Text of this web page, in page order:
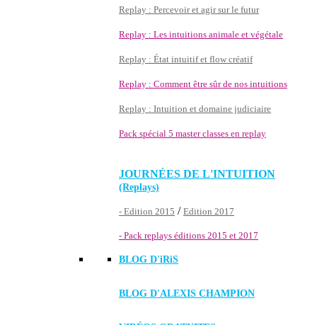
Replay : Percevoir et agir sur le futur
Replay : Les intuitions animale et végétale
Replay : État intuitif et flow créatif
Replay : Comment être sûr de nos intuitions
Replay : Intuition et domaine judiciaire
Pack spécial 5 master classes en replay
JOURNÉES DE L'INTUITION
(Replays)
- Edition 2015 / Edition 2017
- Pack replays éditions 2015 et 2017
BLOG D'iRiS
BLOG D'ALEXIS CHAMPION